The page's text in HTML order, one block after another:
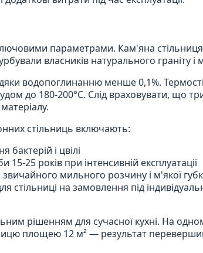
параметрами. Кам'яна
власників натурального граніту і
водопоглинанню менше 0,1%.
до 180-200°C. Слід враховувати, що
стільниць включають:
бактерій і цвілі
25 років при інтенсивній експлуатації
мильного розчину і м'якої
стільниці на замовлення під
рішенням для сучасної кухні. На
площею 12 м² — результат